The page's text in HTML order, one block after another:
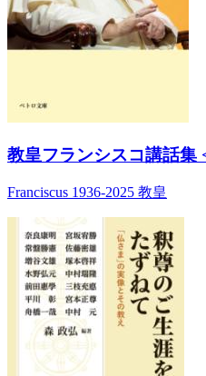
教皇フランシスコ講話集
Franciscus 1936-2025 教皇